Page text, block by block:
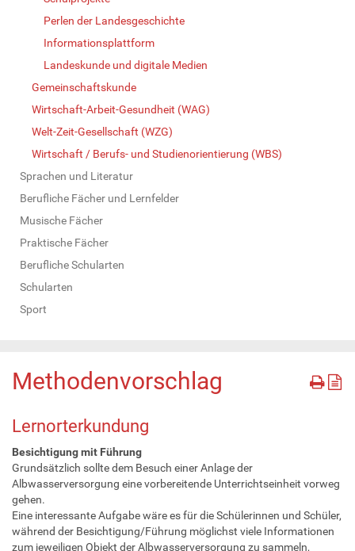
Perlen der Landesgeschichte
Informationsplattform
Landeskunde und digitale Medien
Gemeinschaftskunde
Wirtschaft-Arbeit-Gesundheit (WAG)
Welt-Zeit-Gesellschaft (WZG)
Wirtschaft / Berufs- und Studienorientierung (WBS)
Sprachen und Literatur
Berufliche Fächer und Lernfelder
Musische Fächer
Praktische Fächer
Berufliche Schularten
Schularten
Sport
Methodenvorschlag
Lernorterkundung
Besichtigung mit Führung
Grundsätzlich sollte dem Besuch einer Anlage der
Albwasserversorgung eine vorbereitende Unterrichtseinheit vorweg
gehen.
Eine interessante Aufgabe wäre es für die Schülerinnen und Schüler,
während der Besichtigung/Führung möglichst viele Informationen
zum jeweiligen Objekt der Albwasserversorgung zu sammeln,